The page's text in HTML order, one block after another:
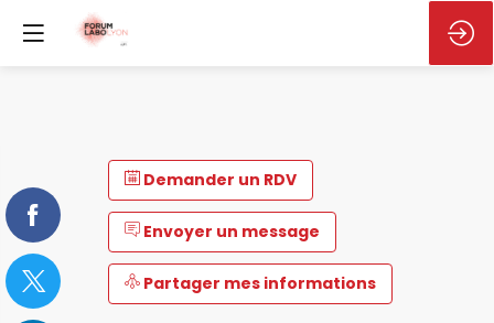
Demander un RDV
Envoyer un message
Partager mes informations